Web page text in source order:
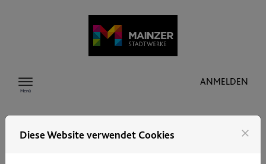
Menü
ANMELDEN
Diese Website verwendet Cookies close